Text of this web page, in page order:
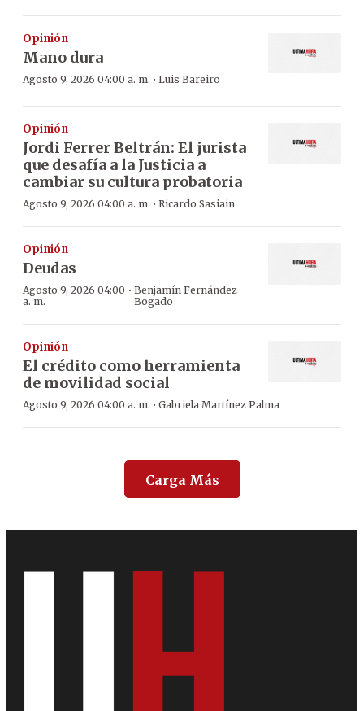
Opinión
Mano dura
Agosto 9, 2026 04:00 a. m. · Luis Bareiro
Opinión
Jordi Ferrer Beltrán: El jurista
que desafía a la Justicia a
cambiar su cultura probatoria
Agosto 9, 2026 04:00 a. m. · Ricardo Sasiain
Opinión
Deudas
Agosto 9, 2026 04:00
a. m.
·Benjamín Fernández
Bogado
Opinión
El crédito como herramienta
de movilidad social
Agosto 9, 2026 04:00 a. m. · Gabriela Martínez Palma
Carga Más